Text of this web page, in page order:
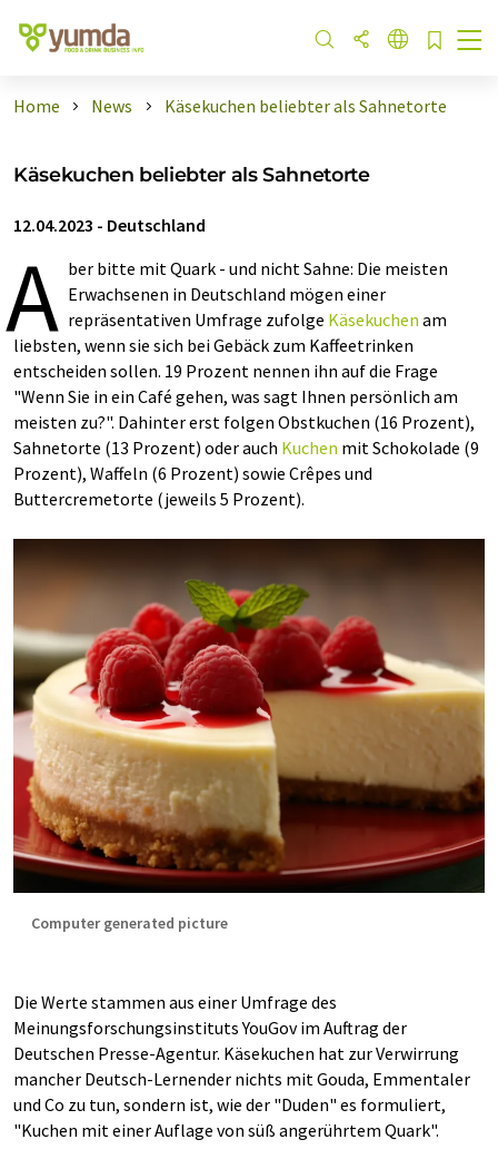
Home News Käsekuchen beliebter als Sahnetorte
Käsekuchen beliebter als Sahnetorte
12.04.2023 - Deutschland
A ber bitte mit Quark - und nicht Sahne: Die meisten
Erwachsenen in Deutschland mögen einer
repräsentativen Umfrage zufolge Käsekuchen am
liebsten, wenn sie sich bei Gebäck zum Kaffeetrinken
entscheiden sollen. 19 Prozent nennen ihn auf die Frage
"Wenn Sie in ein Café gehen, was sagt Ihnen persönlich am
meisten zu?". Dahinter erst folgen Obstkuchen (16 Prozent),
Sahnetorte (13 Prozent) oder auch Kuchen mit Schokolade (9
Prozent), Waffeln (6 Prozent) sowie Crêpes und
Buttercremetorte (jeweils 5 Prozent).
Computer generated picture
Die Werte stammen aus einer Umfrage des
Meinungsforschungsinstituts YouGov im Auftrag der
Deutschen Presse-Agentur. Käsekuchen hat zur Verwirrung
mancher Deutsch-Lernender nichts mit Gouda, Emmentaler
und Co zu tun, sondern ist, wie der "Duden" es formuliert,
"Kuchen mit einer Auflage von süß angerührtem Quark".